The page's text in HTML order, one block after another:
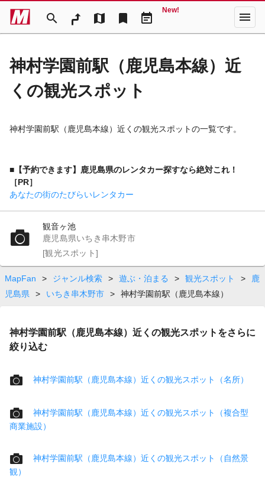
search map bookmark event_note
New! menu
神村学園前駅（鹿児島本線）近
くの観光スポット
神村学園前駅（鹿児島本線）近くの観光スポットの一覧です。
■【予約できます】鹿児島県のレンタカー探すなら絶対これ！
［PR］
あなたの街のたびらいレンタカー
観音ヶ池
鹿児島県いちき串木野市
[観光スポット]
MapFan > ジャンル検索 > 遊ぶ・泊まる > 観光スポット >
鹿
児島県
> いちき串木野市 > 神村学園前駅（鹿児島本線）
神村学園前駅（鹿児島本線）近くの観光スポットをさらに
絞り込む
神村学園前駅（鹿児島本線）近くの観光スポット（名所）
神村学園前駅（鹿児島本線）近くの観光スポット（複合型
商業施設）
神村学園前駅（鹿児島本線）近くの観光スポット（自然景
観）